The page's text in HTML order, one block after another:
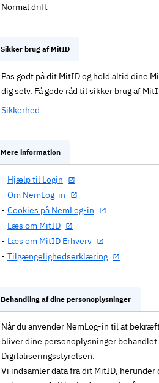
Normal drift
Sikker brug af MitID
Pas godt på dit MitID og hold altid dine
dig selv. Få gode råd til sikker brug af
Sikkerhed
Mere information
Hjælp til Login
Om NemLog-in
Cookies på NemLog-in
Læs om MitID
Læs om MitID Erhverv
Tilgængelighedserklæring
Behandling af dine personoplysninger
Når du anvender NemLog-in til at
bliver dine personoplysninger behandlet
Digitaliseringsstyrelsen.
Vi indsamler data fra dit MitID, herunder